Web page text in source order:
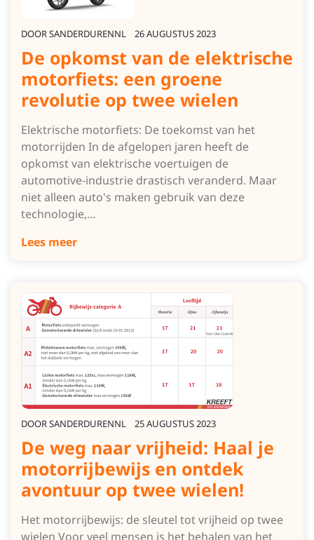
DOORSANDERDURENNL 26 AUGUSTUS 2023
De opkomst van de elektrische
motorfiets: een groene
revolutie op twee wielen
Elektrische motorfiets: De toekomst van het
motorrijden In de afgelopen jaren heeft de
opkomst van elektrische voertuigen de
automotive-industrie drastisch veranderd. Maar
niet alleen auto's maken gebruik van deze
technologie,…
Lees meer
DOORSANDERDURENNL 25 AUGUSTUS 2023
De weg naar vrijheid: Haal je
motorrijbewijs en ontdek
avontuur op twee wielen!
Het motorrijbewijs: de sleutel tot vrijheid op twee
wielen Voor veel mensen is het behalen van het